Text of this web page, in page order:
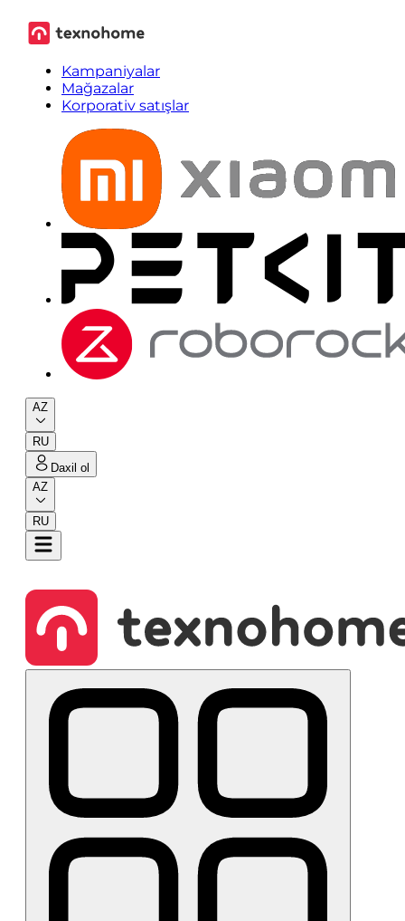
Kampaniyalar
Mağazalar
Korporativ satışlar
AZ
RU
Daxil ol
AZ
RU